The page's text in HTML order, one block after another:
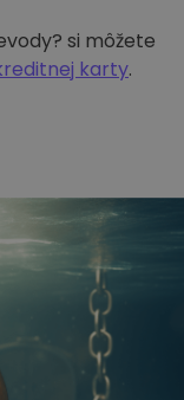
si môžete
karty.